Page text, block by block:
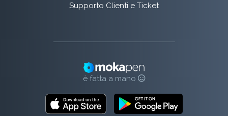
Supporto Clienti e Ticket
è fatta a mano